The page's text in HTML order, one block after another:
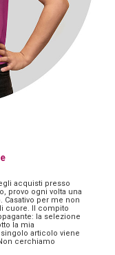
acquisti presso
provo ogni volta una
per me non
cuore. Il compito
la selezione
la mia
articolo viene
cerchiamo